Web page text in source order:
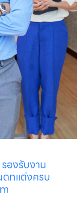
องรับงาน
ตกแต่งครบ